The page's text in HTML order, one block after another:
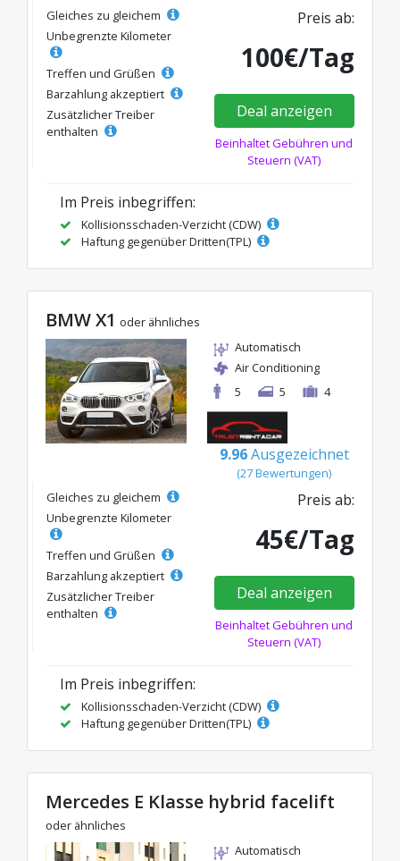
Gleiches zu gleichem
Unbegrenzte Kilometer
Treffen und Grüßen
Barzahlung akzeptiert
Zusätzlicher Treiber
enthalten
Preis ab:
100€/Tag
Deal anzeigen
Beinhaltet Gebühren und
Steuern (VAT)
Im Preis inbegriffen:
Kollisionsschaden-Verzicht (CDW)
Haftung gegenüber Dritten(TPL)
BMW X1 oder ähnliches
Automatisch
Air Conditioning
5
5 4
9.96 Ausgezeichnet
(27 Bewertungen)
Gleiches zu gleichem
Unbegrenzte Kilometer
Treffen und Grüßen
Barzahlung akzeptiert
Zusätzlicher Treiber
enthalten
Preis ab:
45€/Tag
Deal anzeigen
Beinhaltet Gebühren und
Steuern (VAT)
Im Preis inbegriffen:
Kollisionsschaden-Verzicht (CDW)
Haftung gegenüber Dritten(TPL)
Mercedes E Klasse hybrid facelift
oder ähnliches
Automatisch